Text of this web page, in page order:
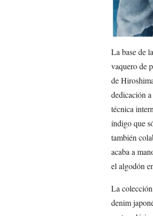
La base de
vaquero de
de
dedicación
técnica
índigo que
también
acaba a
el algodón
La
denim